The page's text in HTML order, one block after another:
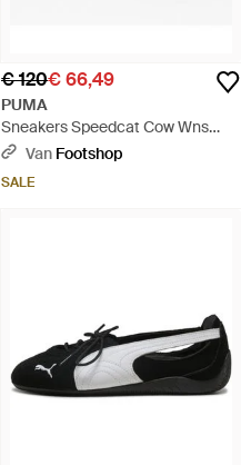
€ 120€ 66,49
PUMA
Sneakers Speedcat Cow Wns
Chocolate/ Gum Eur - Bruin
Van Footshop
SALE